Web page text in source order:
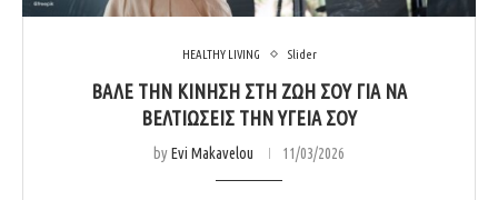
HEALTHY LIVING Slider
ΒΆΛΕ ΤΗΝ ΚΊΝΗΣΗ ΣΤΗ ΖΩΉ ΣΟΥ ΓΙΑ ΝΑ
ΒΕΛΤΙΏΣΕΙΣ ΤΗΝ ΥΓΕΊΑ ΣΟΥ
byEvi Makavelou 11/03/2026